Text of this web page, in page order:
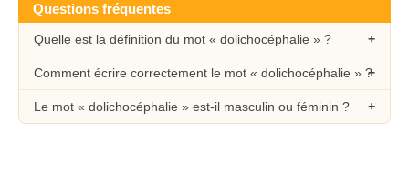
Questions fréquentes
Quelle est la définition du mot « dolichocéphalie » ?
Comment écrire correctement le mot « dolichocéphalie » ?
Le mot « dolichocéphalie » est-il masculin ou féminin ?